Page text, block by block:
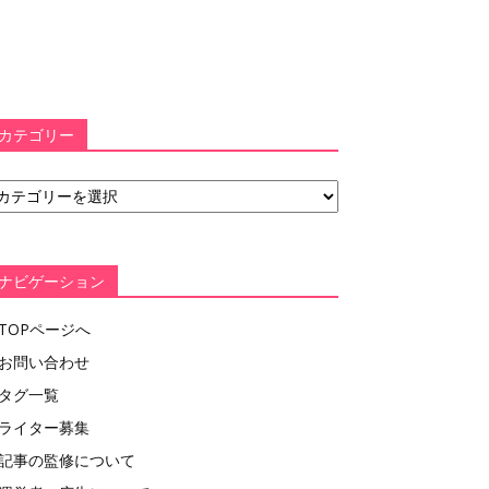
カテゴリー
ビゲーション
TOPページへ
お問い合わせ
タグ一覧
ライター募集
事の監修について